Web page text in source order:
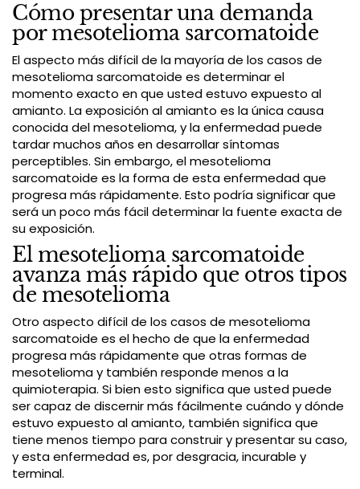
Cómo presentar una demanda
por mesotelioma sarcomatoide
El aspecto más difícil de la mayoría de los casos de
mesotelioma sarcomatoide es determinar el
momento exacto en que usted estuvo expuesto al
amianto. La exposición al amianto es la única causa
conocida del mesotelioma, y la enfermedad puede
tardar muchos años en desarrollar síntomas
perceptibles. Sin embargo, el mesotelioma
sarcomatoide es la forma de esta enfermedad que
progresa más rápidamente. Esto podría significar que
será un poco más fácil determinar la fuente exacta de
su exposición.
El mesotelioma sarcomatoide
avanza más rápido que otros tipos
de mesotelioma
Otro aspecto difícil de los casos de mesotelioma
sarcomatoide es el hecho de que la enfermedad
progresa más rápidamente que otras formas de
mesotelioma y también responde menos a la
quimioterapia. Si bien esto significa que usted puede
ser capaz de discernir más fácilmente cuándo y dónde
estuvo expuesto al amianto, también significa que
tiene menos tiempo para construir y presentar su caso,
y esta enfermedad es, por desgracia, incurable y
terminal.